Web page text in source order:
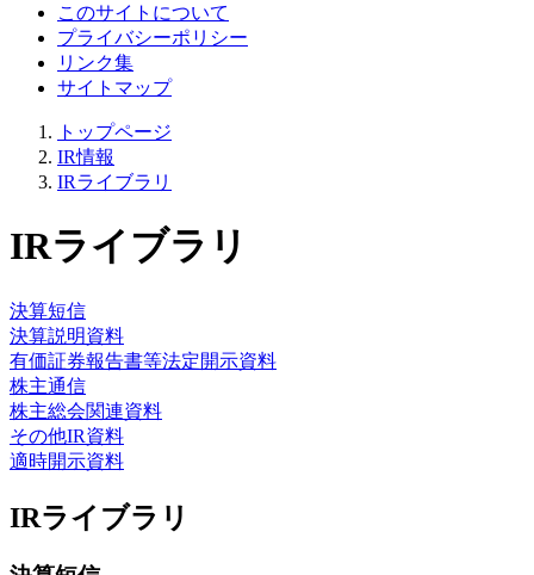
このサイトについて
プライバシーポリシー
リンク集
サイトマップ
トップページ
IR情報
IRライブラリ
IRライブラリ
決算短信
決算説明資料
有価証券報告書等法定開示資料
株主通信
株主総会関連資料
その他IR資料
適時開示資料
IRライブラリ